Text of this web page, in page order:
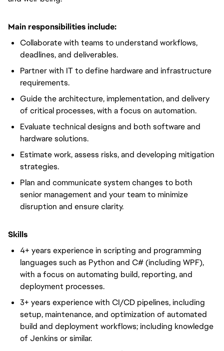
Main responsibilities include:
Collaborate with teams to understand workflows,
deadlines, and deliverables.
Partner with IT to define hardware and infrastructure
requirements.
Guide the architecture, implementation, and delivery
of critical processes, with a focus on automation.
Evaluate technical designs and both software and
hardware solutions.
Estimate work, assess risks, and developing mitigation
strategies.
Plan and communicate system changes to both
senior management and your team to minimize
disruption and ensure clarity.
Skills
4+ years experience in scripting and programming
languages such as Python and C# (including WPF),
with a focus on automating build, reporting, and
deployment processes.
3+ years experience with CI/CD pipelines, including
setup, maintenance, and optimization of automated
build and deployment workflows; including knowledge
of Jenkins or similar.